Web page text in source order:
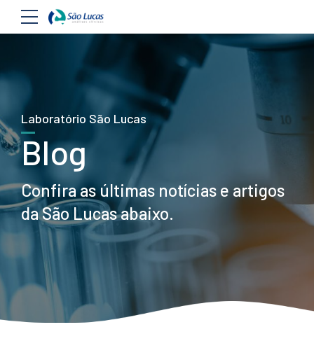
Laboratório São Lucas
Blog
Confira as últimas notícias e artigos
da São Lucas abaixo.